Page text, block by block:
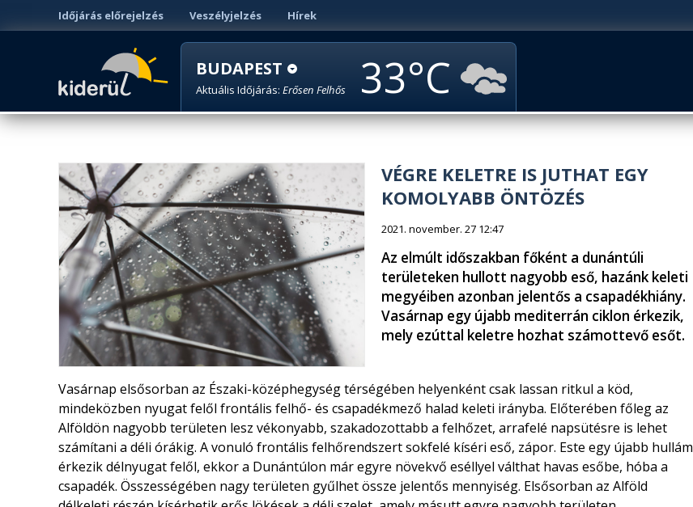
Időjárás előrejelzés Veszélyjelzés Hírek
BUDAPEST
Aktuális Időjárás: Erősen Felhős 33
VÉGRE KELETRE IS JUTHAT EGY
KOMOLYABB ÖNTÖZÉS
2021. november. 27 12:47
Az elmúlt időszakban főként a dunántúli
területeken hullott nagyobb eső, hazánk keleti
megyéiben azonban jelentős a csapadékhiány.
Vasárnap egy újabb mediterrán ciklon érkezik,
mely ezúttal keletre hozhat számottevő esőt.
Vasárnap elsősorban az Északi-középhegység térségében helyenként csak lassan ritkul a köd,
mindeközben nyugat felől frontális felhő- és csapadékmező halad keleti irányba. Előterében főleg az
Alföldön nagyobb területen lesz vékonyabb, szakadozottabb a felhőzet, arrafelé napsütésre is lehet
számítani a déli órákig. A vonuló frontális felhőrendszert sokfelé kíséri eső, zápor. Este egy újabb hullám
érkezik délnyugat felől, ekkor a Dunántúlon már egyre növekvő eséllyel válthat havas esőbe, hóba a
csapadék. Összességében nagy területen gyűlhet össze jelentős mennyiség. Elsősorban az Alföld